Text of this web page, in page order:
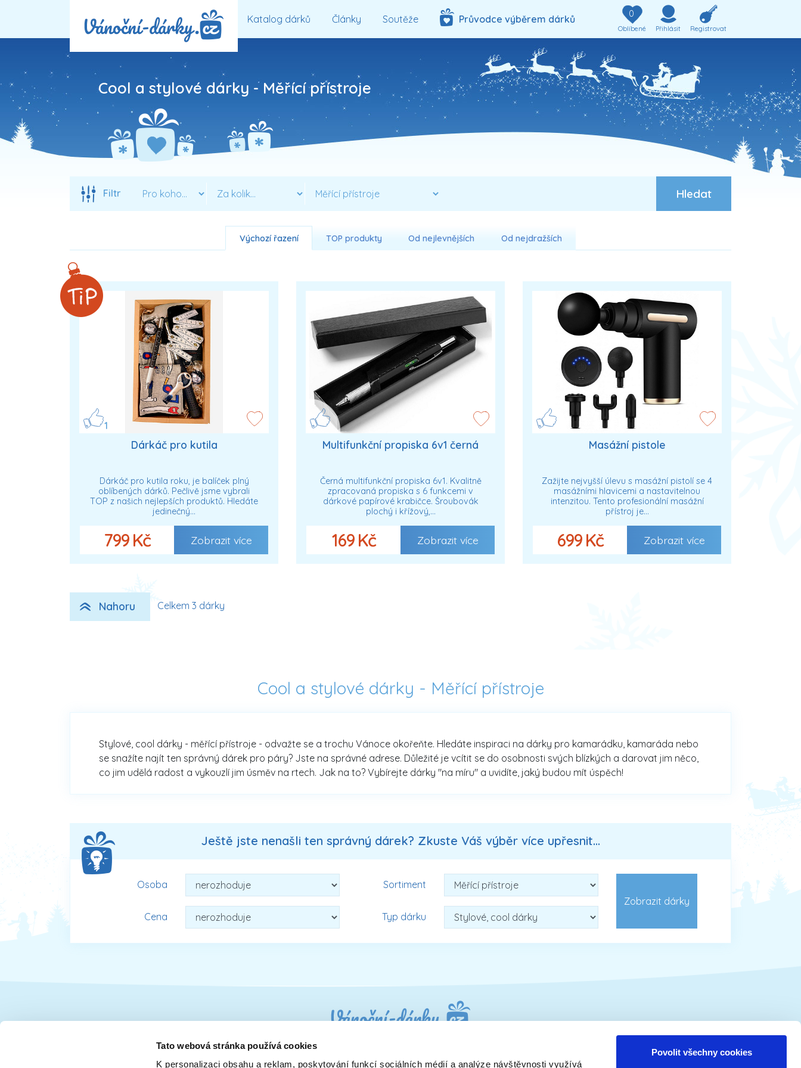
Tato webová stránka používá cookies
K personalizaci obsahu a reklam, poskytování funkcí sociálních médií a analýze návštěvnosti využívá
Povolit všechny cookies
Katalog dárků Články Soutěže Průvodce výběrem dárků 0
Oblíbené Přihlásit Registrovat
Cool a stylové dárky - Měřící přístroje
Filtr
Výchozí řazení TOP produkty Od nejlevnějších Od nejdražších
1
Dárkáč pro kutila
Dárkáč pro kutila roku, je balíček plný
oblíbených dárků. Pečlivě jsme vybrali
TOP z našich nejlepších produktů. Hledáte
jedinečný…
799 Kč Zobrazit více
Multifunkční propiska 6v1 černá
Černá multifunkční propiska 6v1. Kvalitně
zpracovaná propiska s 6 funkcemi v
dárkové papírové krabičce. Šroubovák
plochý i křížový,…
169 Kč Zobrazit více
Masážní pistole
Zažijte nejvyšší úlevu s masážní pistolí se 4
masážními hlavicemi a nastavitelnou
intenzitou. Tento profesionální masážní
přístroj je…
699 Kč Zobrazit více
Nahoru Celkem 3 dárky
Cool a stylové dárky - Měřící přístroje
Stylové, cool dárky - měřící přístroje - odvažte se a trochu Vánoce okořeňte. Hledáte inspiraci na dárky pro kamarádku, kamaráda nebo
se snažíte najít ten správný dárek pro páry? Jste na správné adrese. Důležité je vcítit se do osobnosti svých blízkých a darovat jim něco,
co jim udělá radost a vykouzlí jim úsměv na rtech. Jak na to? Vybírejte dárky "na míru" a uvidíte, jaký budou mít úspěch!
Ještě jste nenašli ten správný dárek? Zkuste Váš výběr více upřesnit...
Osoba
Cena
Sortiment
Typ dárku
Vánoční tématika